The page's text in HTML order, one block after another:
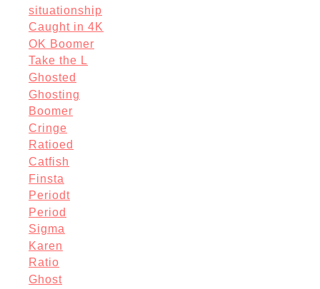
situationship
Caught in 4K
OK Boomer
Take the L
Ghosted
Ghosting
Boomer
Cringe
Ratioed
Catfish
Finsta
Periodt
Period
Sigma
Karen
Ratio
Ghost